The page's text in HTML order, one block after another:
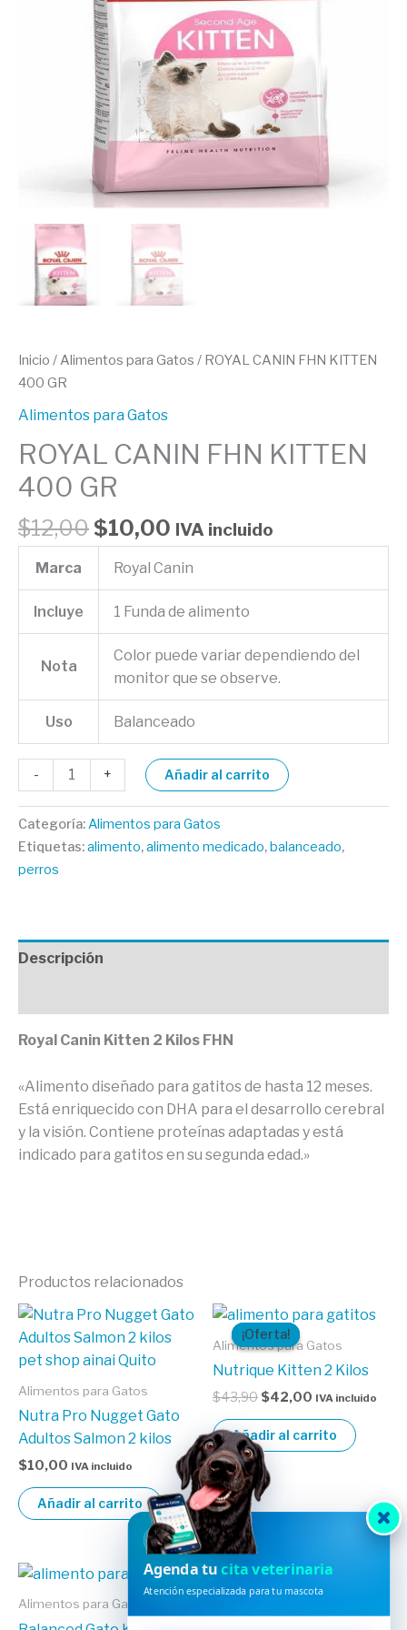
Inicio /Alimentos para Gatos / ROYAL CANIN FHN KITTEN
400 GR
Alimentos para Gatos
ROYAL CANIN FHN KITTEN
400 GR
$12,00 $10,00 IVA incluido
Marca Royal Canin
Incluye 1 Funda de alimento
Nota
Color puede variar dependiendo del
monitor que se observe.
Uso Balanceado
- + Añadir al carrito
Categoría:Alimentos para Gatos
Etiquetas:alimento,alimento medicado, balanceado,
perros
Descripción
Royal Canin Kitten 2 Kilos FHN
«Alimento diseñado para gatitos de hasta 12 meses.
Está enriquecido con DHA para el desarrollo cerebral
y la visión. Contiene proteínas adaptadas y está
indicado para gatitos en su segunda edad.»
Productos relacionados
Alimentos para Gatos
Nutra Pro Nugget Gato
Adultos Salmon 2 kilos
$10,00 IVA incluido
Añadir al carrito
¡Oferta!
¡Oferta!
Alimentos para Gatos
Nutrique Kitten 2 Kilos
$43,90
El
precio
original
$43,90.
$42,00
El
precio
actual
$42,00.
IVA incluido
Añadir al carrito
Alimentos para Gatos
HVDES
Agenda tucita veterinaria
Atención especializada para tu mascota